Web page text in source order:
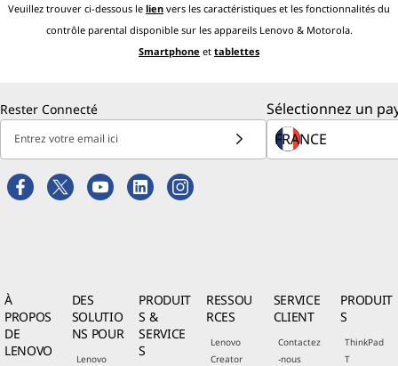
Veuillez trouver ci-dessous le lien vers les caractéristiques et les fonctionnalités du
contrôle parental disponible sur les appareils Lenovo & Motorola.
Smartphone et tablettes
Rester Connecté
Entrez votre email ici
Sélectionnez un
À
PROPOS
DE
LENOVO
DES
SOLUTIO
NS POUR
Lenovo
PRODUIT
S &
SERVICE
S
RESSOU
RCES
Lenovo
Creator
SERVICE
CLIENT
Contactez
-nous
PRODUIT
S
ThinkPad
T